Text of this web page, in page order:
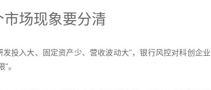
场现象要分清
发投入大、固定资产少、营收波动大"，银行风控对科创企业
"。